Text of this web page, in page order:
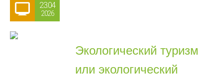
23.04
2026
Экологический туризм
или экологический